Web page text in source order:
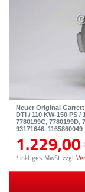
Neuer Original
DTI / 110 KW-150 PS /
7780199C, 7780199D,
93171646, 1165860049
1.229,00
*inkl. ges. MwSt.zzgl.